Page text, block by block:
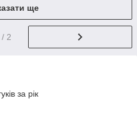
ще
/ 2
за рік